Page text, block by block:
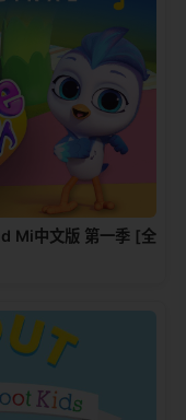
Mi中文版 第一季 [全